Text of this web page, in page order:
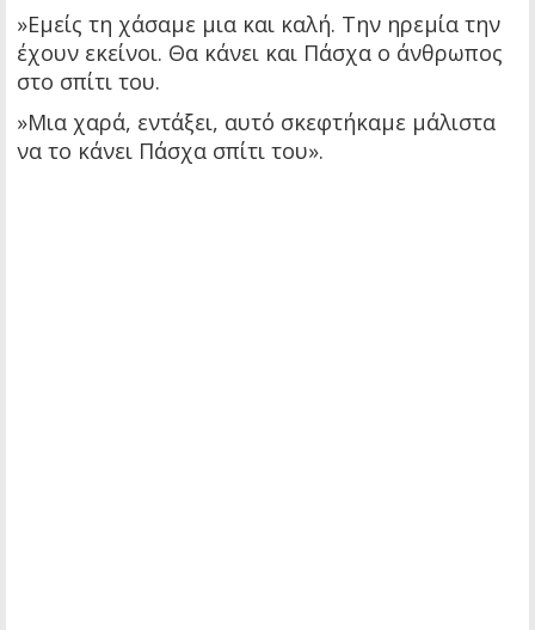
»Εμείς τη χάσαμε μια και καλή. Την ηρεμία την
έχουν εκείνοι. Θα κάνει και Πάσχα ο άνθρωπος
στο σπίτι του.
»Μια χαρά, εντάξει, αυτό σκεφτήκαμε μάλιστα
να το κάνει Πάσχα σπίτι του».